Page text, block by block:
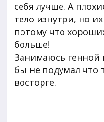
себя лучше. А
тело изнутри, но
потому что
больше!
Занимаюсь генной
бы не подумал что
восторге.